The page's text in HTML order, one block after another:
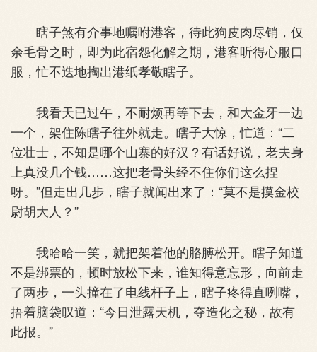
瞎子煞有介事地嘱咐港客，待此狗皮肉尽销，仅
余毛骨之时，即为此宿怨化解之期，港客听得心服口
服，忙不迭地掏出港纸孝敬瞎子。
我看天已过午，不耐烦再等下去，和大金牙一边
一个，架住陈瞎子往外就走。瞎子大惊，忙道：“二
位壮士，不知是哪个山寨的好汉？有话好说，老夫身
上真没几个钱……这把老骨头经不住你们这么捏
呀。”但走出几步，瞎子就闻出来了：“莫不是摸金校
尉胡大人？”
我哈哈一笑，就把架着他的胳膊松开。瞎子知道
不是绑票的，顿时放松下来，谁知得意忘形，向前走
了两步，一头撞在了电线杆子上，瞎子疼得直咧嘴，
捂着脑袋叹道：“今日泄露天机，夺造化之秘，故有
此报。”